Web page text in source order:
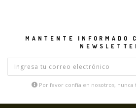
MANTENTE INFORMADO
Por favor confía en nosotros, nunca